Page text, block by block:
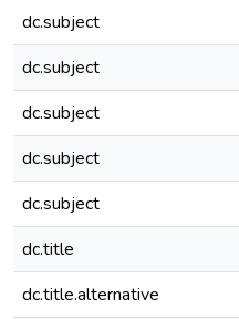
dc.subject
dc.subject
dc.subject
dc.subject
dc.subject
dc.title
dc.title.alternative